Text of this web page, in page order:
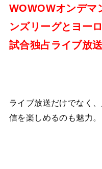
WOWOWオンデマ
ンズリーグとヨー
試合独占ライブ放送
ライブ放送だけでなく
信を楽しめるのも魅力。